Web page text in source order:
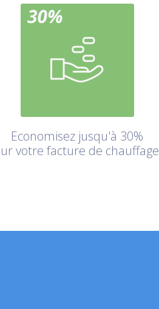
Economisez jusqu'à 30%
votre facture de chauffage